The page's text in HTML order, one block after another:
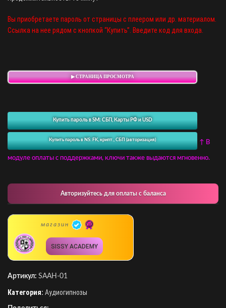
Вы приобретаете пароль от страницы с плеером или др. материалом.
Ссылка на нее рядом с кнопкой “Купить”. Введите код для входа.
▶ СТРАНИЦА ПРОСМОТРА
Купить пароль в SM: СБП, Карты РФ и USD
Купить пароль в NS: FK, крипт., СБП (авторизация) ↑ В
модуле оплаты с поддержками, ключи также выдаются мгновенно.
Авторизуйтесь для оплаты с баланса
магазин
SISSY ACADEMY
Артикул: SAAH-01
Категория: Аудиогипнозы